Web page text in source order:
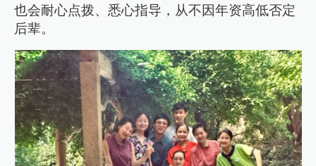
也会耐心点拨、悉心指导，从不因年资高低否定
后辈。